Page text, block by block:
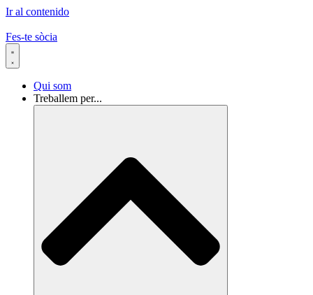
Ir al contenido
Fes-te sòcia
Qui som
Treballem per...